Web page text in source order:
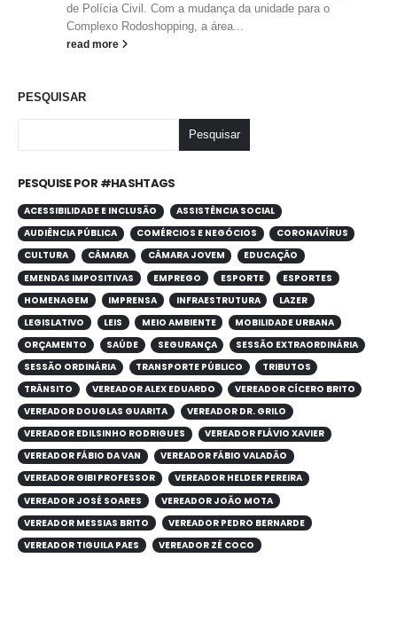
de Polícia Civil. Com a mudança da unidade para o
Complexo Rodoshopping, a área...
read more
PESQUISAR
Pesquisar
PESQUISE POR #HASHTAGS
ACESSIBILIDADE E INCLUSÃO
ASSISTÊNCIA SOCIAL
AUDIÊNCIA PÚBLICA
COMÉRCIOS E NEGÓCIOS
CORONAVÍRUS
CULTURA
CÂMARA CÂMARA JOVEM
EDUCAÇÃO
EMENDAS IMPOSITIVAS
EMPREGO ESPORTE
ESPORTES
HOMENAGEM
IMPRENSA INFRAESTRUTURA
LAZER
LEGISLATIVO
LEIS MEIO AMBIENTE
MOBILIDADE URBANA
ORÇAMENTO
SAÚDE SEGURANÇA
SESSÃO EXTRAORDINÁRIA
SESSÃO ORDINÁRIA
TRANSPORTE PÚBLICO
TRIBUTOS
TRÂNSITO
VEREADOR ALEX EDUARDO
VEREADOR CÍCERO BRITO
VEREADOR DOUGLAS GUARITA
VEREADOR DR. GRILO
VEREADOR EDILSINHO RODRIGUES
VEREADOR FLÁVIO XAVIER
VEREADOR FÁBIO DA VAN
VEREADOR FÁBIO VALADÃO
VEREADOR GIBI PROFESSOR
VEREADOR HELDER PEREIRA
VEREADOR JOSÉ SOARES
VEREADOR JOÃO MOTA
VEREADOR MESSIAS BRITO
VEREADOR PEDRO BERNARDE
VEREADOR TIGUILA PAES
VEREADOR ZÉ COCO